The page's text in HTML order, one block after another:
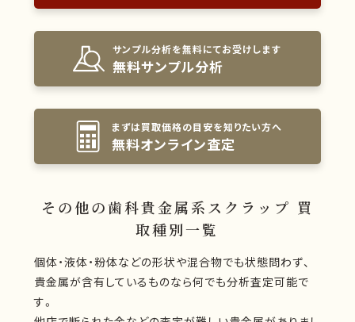
サンプル分析を無料にてお受けします
無料サンプル分析
まずは買取価格の目安を知りたい方へ
無料オンライン査定
その他の歯科貴金属系スクラップ 買
取種別一覧
個体・液体・粉体などの形状や混合物でも状態問わず、
貴金属が含有しているものなら何でも分析査定可能で
す。